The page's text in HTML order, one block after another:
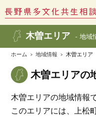
木曽エリア 地域
ホーム 地域情報 木曽エリア
木曽エリアの
木曽エリアの地域情報
このエリアには、上松